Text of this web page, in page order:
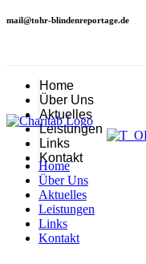
mail@tohr-blindenreportage.de
Home
Über Uns
Aktuelles
Leistungen
Links
Kontakt
Home
Über Uns
Aktuelles
Leistungen
Links
Kontakt